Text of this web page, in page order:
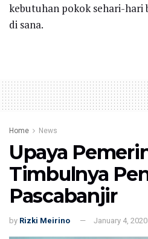
kebutuhan pokok sehari-hari
di sana.
Home News
Upaya
Timbulnya
Pascabanjir
by Rizki Meirino January 4, 2020